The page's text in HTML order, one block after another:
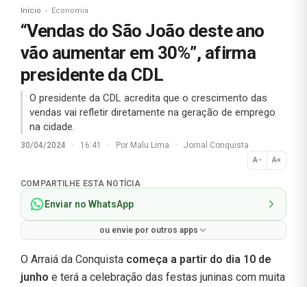
Início Economia
“Vendas do São João deste ano
vão aumentar em 30%”, afirma
presidente da CDL
O presidente da CDL acredita que o crescimento das
vendas vai refletir diretamente na geração de emprego
na cidade.
30/04/2024 · 16:41 · Por Malu Lima · Jornal Conquista
A− A+
Normal
COMPARTILHE ESTA NOTÍCIA
Enviar no WhatsApp
ou envie por outros apps
O Arraiá da Conquista começa a partir do dia 10 de
junho e terá a celebração das festas juninas com muita